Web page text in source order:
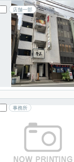
店舗一部
事務所